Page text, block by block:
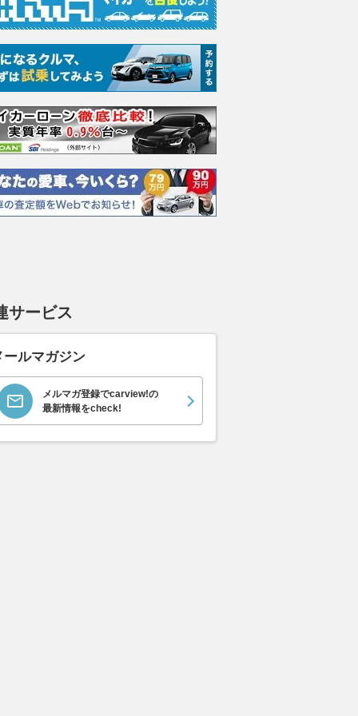
サービス
ールマガジン
メルマガ登録でcarview!の
最新情報をcheck!